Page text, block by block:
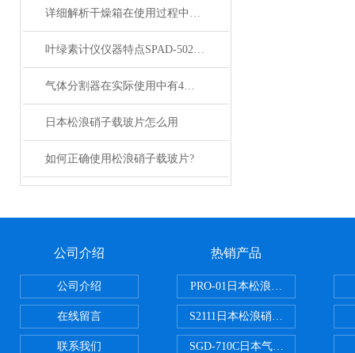
详细解析干燥箱在使用过程中需注意哪些事项？
叶绿素计仪仪器特点SPAD-502Plus
气体分割器在实际使用中有4大特性
日本松浪硝子载玻片怎么用
如何正确使用松浪硝子载玻片?
公司介绍
公司介绍
在线留言
联系我们
热销产品
PRO-01日本松浪硝子玻璃制品载
S2111日本松浪硝子载玻片
SGD-710C日本气体分割器